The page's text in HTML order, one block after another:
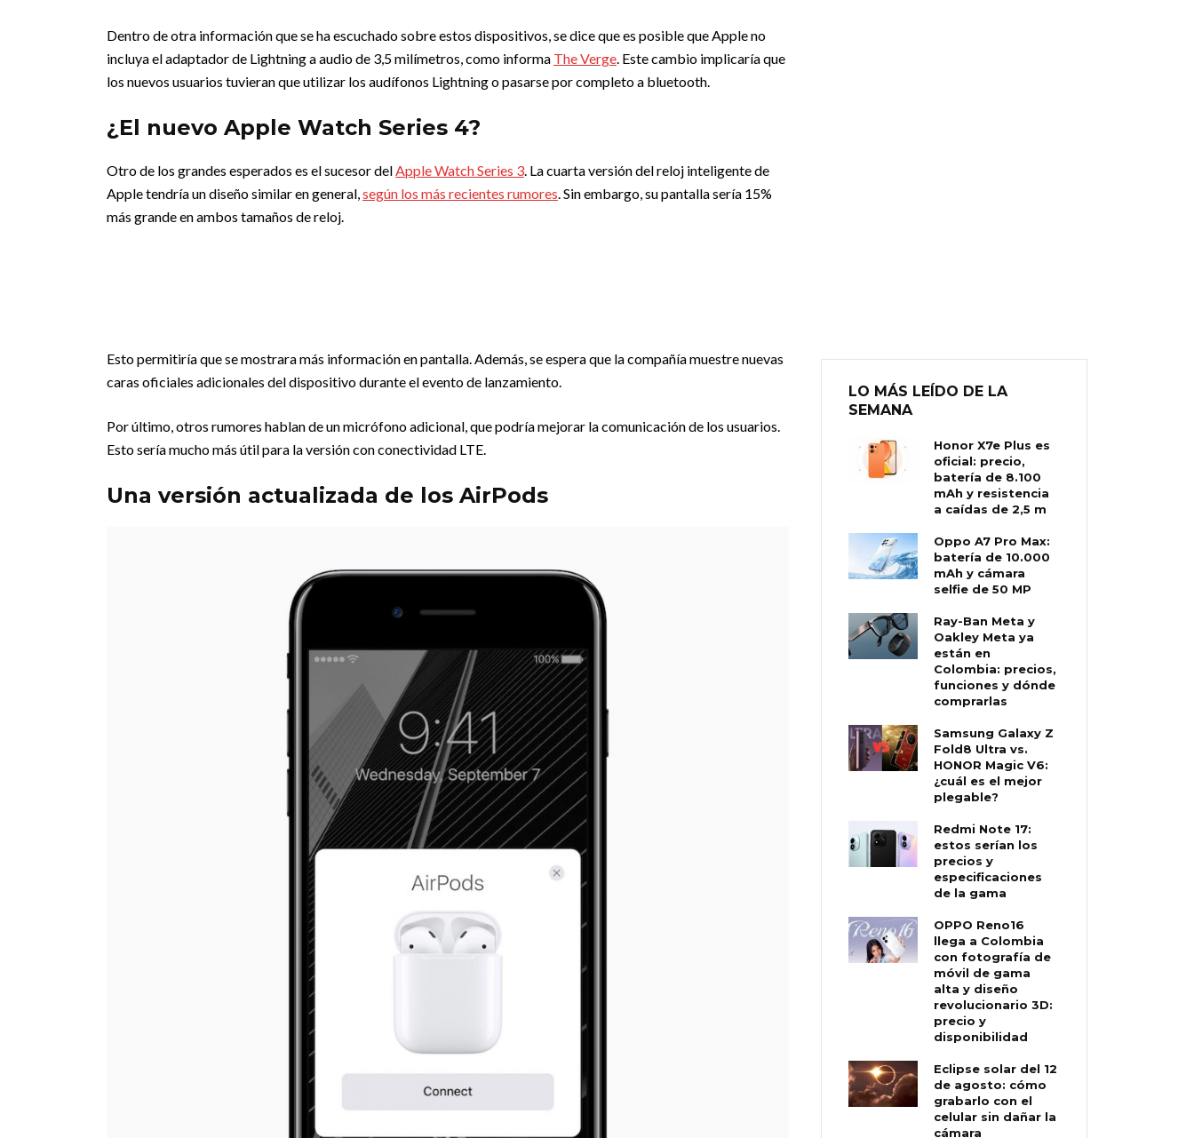
Dentro de otra información que se ha escuchado sobre estos dispositivos, se dice que es posible que Apple no
incluya el adaptador de Lightning a audio de 3,5 milímetros, como informa The Verge. Este cambio implicaría que
los nuevos usuarios tuvieran que utilizar los audífonos Lightning o pasarse por completo a bluetooth.
¿El nuevo Apple Watch Series 4?
Otro de los grandes esperados es el sucesor delApple Watch Series 3. La cuarta versión del reloj inteligente de
Apple tendría un diseño similar en general,según los más recientes rumores. Sin embargo, su pantalla sería 15%
más grande en ambos tamaños de reloj.
Esto permitiría que se mostrara más información en pantalla. Además, se espera que la compañía muestre nuevas
caras oficiales adicionales del dispositivo durante el evento de lanzamiento.
Por último, otros rumores hablan de un micrófono adicional, que podría mejorar la comunicación de los usuarios.
Esto sería mucho más útil para la versión con conectividad LTE.
Una versión actualizada de los AirPods
LO MÁS LEÍDO DE LA
SEMANA
Honor X7e Plus es
oficial: precio,
batería de 8.100
mAh y resistencia
a caídas de 2,5 m
Oppo A7 Pro Max:
batería de 10.000
mAh y cámara
selfie de 50 MP
Ray-Ban Meta y
Oakley Meta ya
están en
Colombia: precios,
funciones y dónde
comprarlas
Samsung Galaxy Z
Fold8 Ultra vs.
HONOR Magic V6:
¿cuál es el mejor
plegable?
Redmi Note 17:
estos serían los
precios y
especificaciones
de la gama
OPPO Reno16
llega a Colombia
con fotografía de
móvil de gama
alta y diseño
revolucionario 3D:
precio y
disponibilidad
Eclipse solar del 12
de agosto: cómo
grabarlo con el
celular sin dañar la
cámara